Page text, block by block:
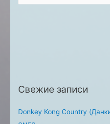
rСвежие записи
Donkey Kong Country